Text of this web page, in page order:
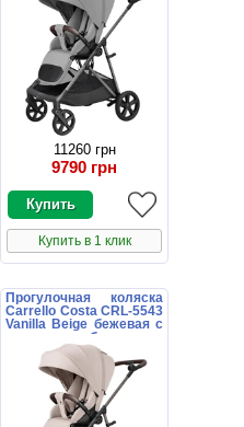
11260 грн
9790 грн
Купить в 1 клик
Прогулочная коляска
Carrello Costa CRL-5543
Vanilla Beige бежевая с
поворотным блоком